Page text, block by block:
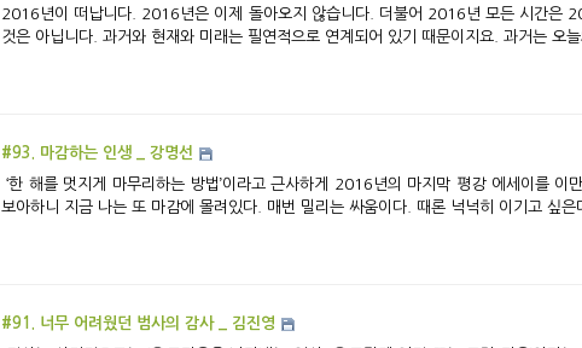
2016년이 떠납니다. 2016년은 이제 돌아오지 않습니다. 더불어 2016년 모든 시간은
것은 아닙니다. 과거와 현재와 미래는 필연적으로 연계되어 있기 때문이지요. 과거는 오늘
#93. 마감하는 인생 _ 강명선
보아하니 지금 나는 또 마감에 몰려있다. 매번 밀리는 싸움이다. 때론 넉넉히 이기고 싶은
#91. 너무 어려웠던 범사의 감사 _ 김진영